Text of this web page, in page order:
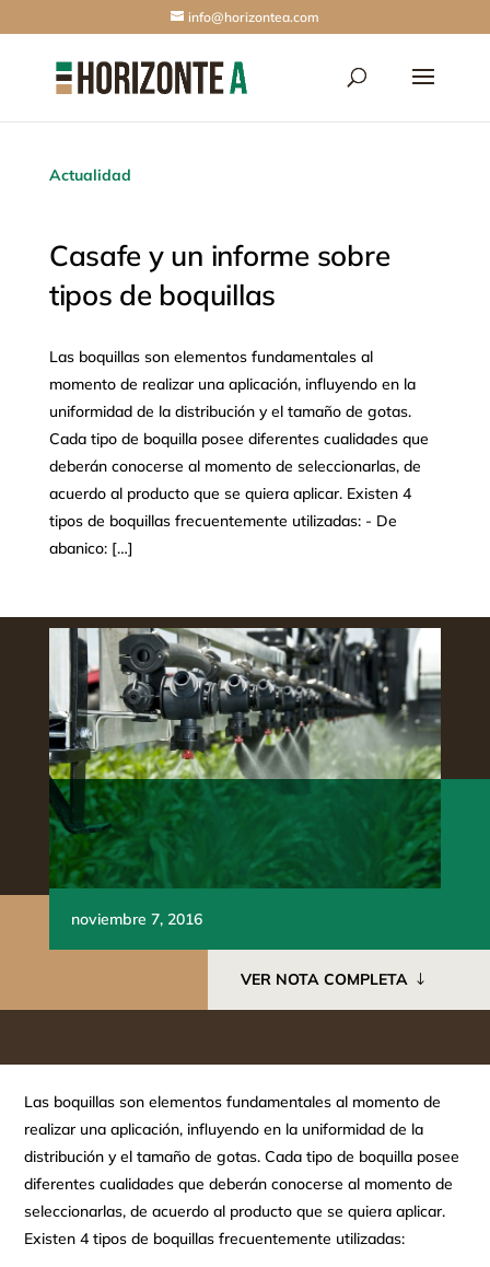
info@horizontea.com
Actualidad
Casafe y un informe sobre
tipos de boquillas
Las boquillas son elementos fundamentales al
momento de realizar una aplicación, influyendo en la
uniformidad de la distribución y el tamaño de gotas.
Cada tipo de boquilla posee diferentes cualidades que
deberán conocerse al momento de seleccionarlas, de
acuerdo al producto que se quiera aplicar. Existen 4
tipos de boquillas frecuentemente utilizadas: - De
abanico: […]
noviembre 7, 2016
VER NOTA COMPLETA
Las boquillas son elementos fundamentales al momento de
realizar una aplicación, influyendo en la uniformidad de la
distribución y el tamaño de gotas. Cada tipo de boquilla posee
diferentes cualidades que deberán conocerse al momento de
seleccionarlas, de acuerdo al producto que se quiera aplicar.
Existen 4 tipos de boquillas frecuentemente utilizadas: